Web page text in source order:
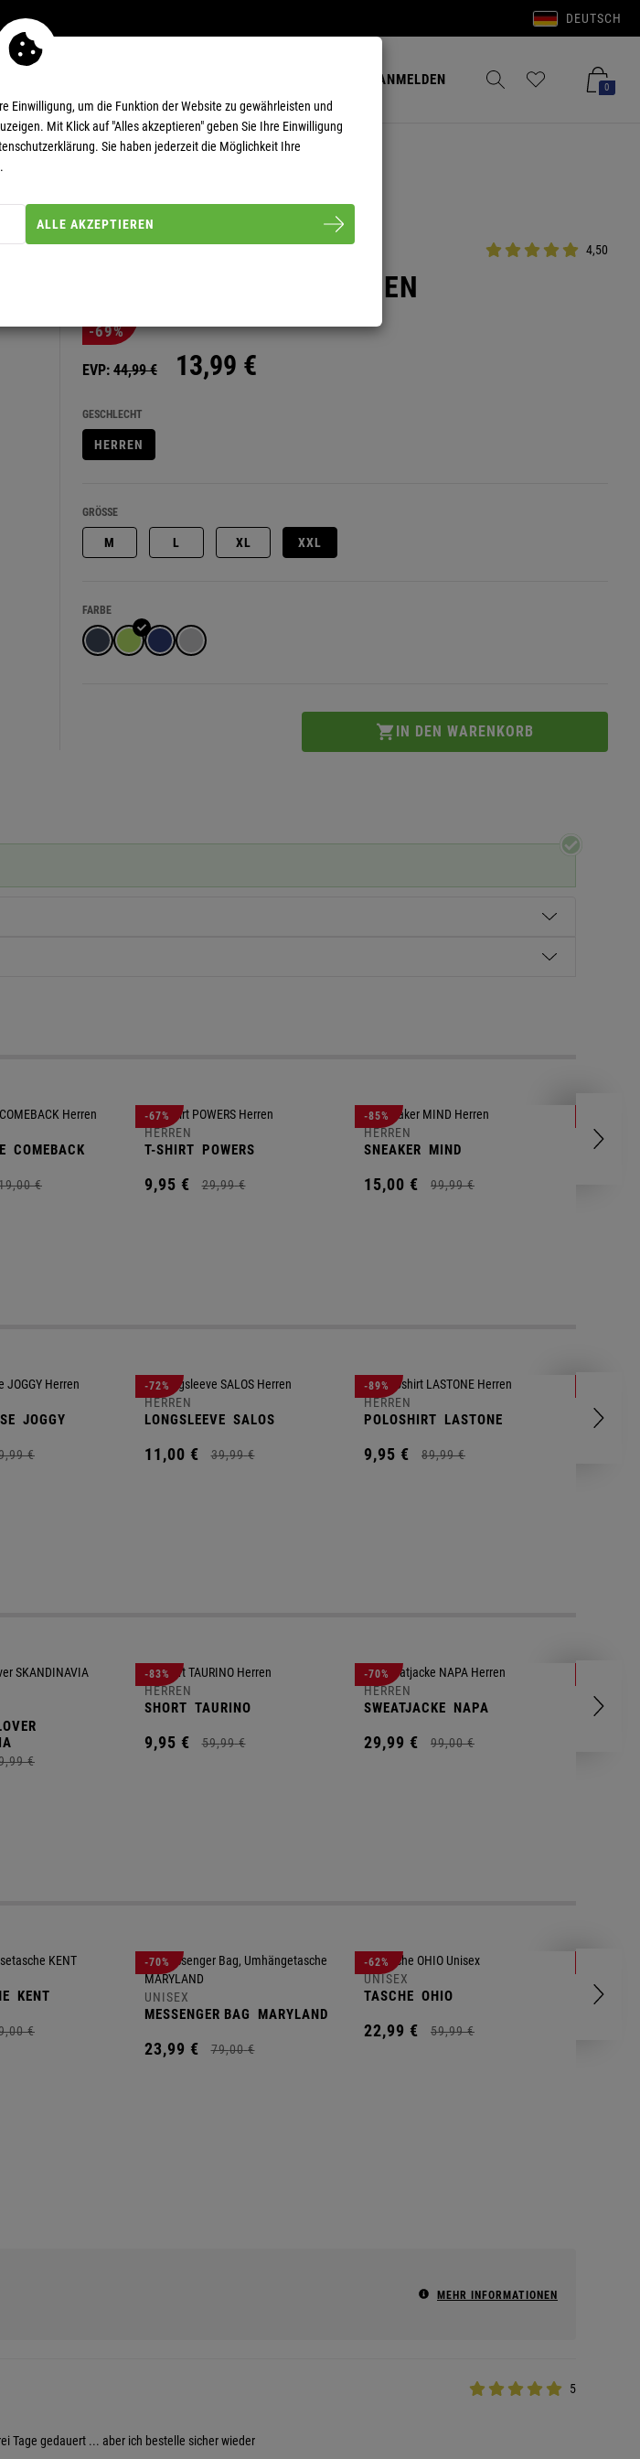
DEUTSCH
AnmeldenANMELDEN Merkzettel aufklappenWarenkorb
0
Artikel-Nummer: 20000245 4,50
LONGSLEEVE CUP HERREN
-69%
EVP: 44,99 € 13,99 €
GESCHLECHT
HERREN
GRÖSSE
M L XL XXL
FARBE
COMEBACK
00 €
-67%
HERREN
T-SHIRT POWERS
9,95 € 29,99 €
-85%
HERREN
SNEAKER MIND
15,00 € 99,99 €
JOGGY
99 €
-72%
HERREN
LONGSLEEVE SALOS
11,00 € 39,99 €
-89%
HERREN
POLOSHIRT LASTONE
9,95 € 89,99 €
SHORT
99 €
-83%
HERREN
SHORT TAURINO
9,95 € 59,99 €
-70%
HERREN
SWEATJACKE NAPA
29,99 € 99,00 €
KENT
00 €
-70%
UNISEX
MESSENGER BAG MARYLAND
23,99 € 79,00 €
-62%
UNISEX
TASCHE OHIO
22,99 € 59,99 €
MEHR INFORMATIONEN
5
Tage gedauert ... aber ich bestelle sicher wieder
Einwilligung, um die Funktion der Website zu gewährleisten und
Mit Klick auf "Alles akzeptieren" geben Sie Ihre Einwilligung
Sie haben jederzeit die Möglichkeit Ihre
ALLE AKZEPTIEREN